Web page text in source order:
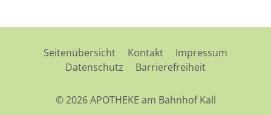
Seitenübersicht Kontakt
Impressum
Datenschutz
Barrierefreiheit
© 2026 APOTHEKE am Bahnhof Kall